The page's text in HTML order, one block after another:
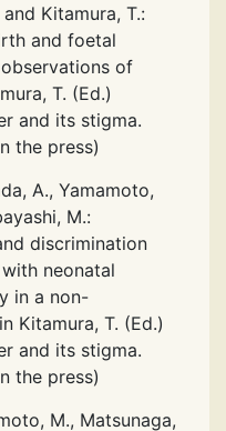
and Kitamura, T.:
and foetal
of
T. (Ed.)
and its stigma.
the press)
A., Yamamoto,
M.:
discrimination
neonatal
in a non-
Kitamura, T. (Ed.)
and its stigma.
the press)
M., Matsunaga,